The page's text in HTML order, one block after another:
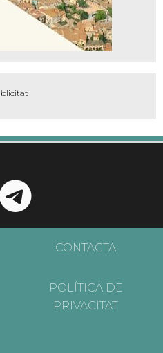
CONTACTA
POLÍTICA DE
PRIVACITAT